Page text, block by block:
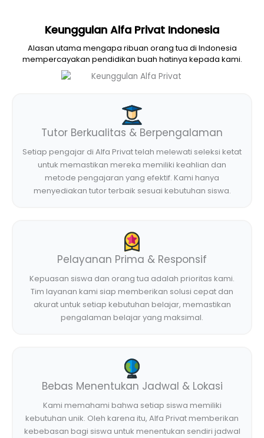
Keunggulan Alfa Privat Indonesia
Alasan utama mengapa ribuan orang tua di Indonesia
mempercayakan pendidikan buah hatinya kepada kami.
Tutor Berkualitas & Berpengalaman
Setiap pengajar di Alfa Privat telah melewati seleksi ketat
untuk memastikan mereka memiliki keahlian dan
metode pengajaran yang efektif. Kami hanya
menyediakan tutor terbaik sesuai kebutuhan siswa.
Pelayanan Prima & Responsif
Kepuasan siswa dan orang tua adalah prioritas kami.
Tim layanan kami siap memberikan solusi cepat dan
akurat untuk setiap kebutuhan belajar, memastikan
pengalaman belajar yang maksimal.
Bebas Menentukan Jadwal & Lokasi
Kami memahami bahwa setiap siswa memiliki
kebutuhan unik. Oleh karena itu, Alfa Privat memberikan
kebebasan bagi siswa untuk menentukan sendiri jadwal